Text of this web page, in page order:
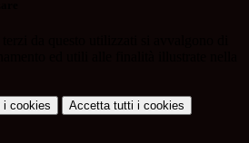
i cookies Accetta tutti i cookies